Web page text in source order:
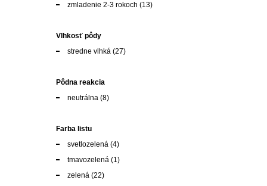
zmladenie 2-3 rokoch (13)
Vlhkosť pôdy
stredne vlhká (27)
Pôdna reakcia
neutrálna (8)
Farba listu
svetlozelená (4)
tmavozelená (1)
zelená (22)